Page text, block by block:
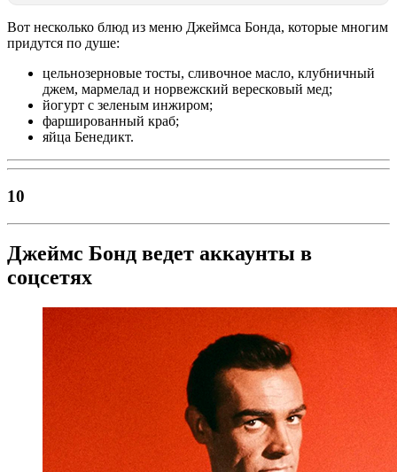
Вот несколько блюд из меню Джеймса Бонда, которые многим
придутся по душе:
цельнозерновые тосты, сливочное масло, клубничный
джем, мармелад и норвежский вересковый мед;
йогурт с зеленым инжиром;
фаршированный краб;
яйца Бенедикт.
10
Джеймс Бонд ведет аккаунты в
соцсетях